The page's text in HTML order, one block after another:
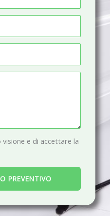
e di accettare la
PREVENTIVO